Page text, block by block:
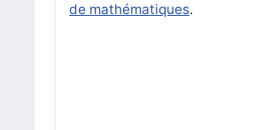
de mathématiques.